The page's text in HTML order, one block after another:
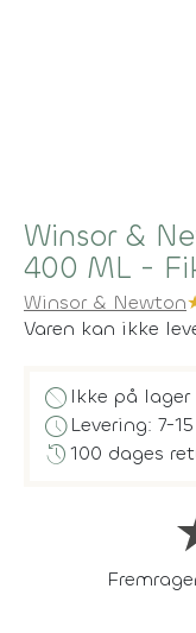
Winsor &
400 ML -
Winsor & Newton
Varen kan ikke
block Ikke på lager
scheduleLevering: 7-
history100 dages